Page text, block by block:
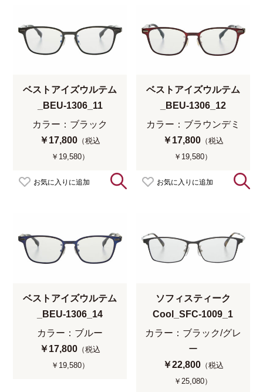
お気に入りに追加
ベストアイズウルテム
_BEU-1306_11
カラー：ブラック
￥17,800 （税込
￥19,580）
お気に入りに追加
ベストアイズウルテム
_BEU-1306_12
カラー：ブラウンデミ
￥17,800（税込
￥19,580）
ベストアイズウルテム
_BEU-1306_14
カラー：ブルー
￥17,800 （税込
￥19,580）
ソフィスティーク
Cool_SFC-1009_1
カラー：ブラック/グレ
ー
￥22,800（税込
￥25,080）